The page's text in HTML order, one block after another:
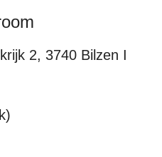
2, 3740 Bilzen I